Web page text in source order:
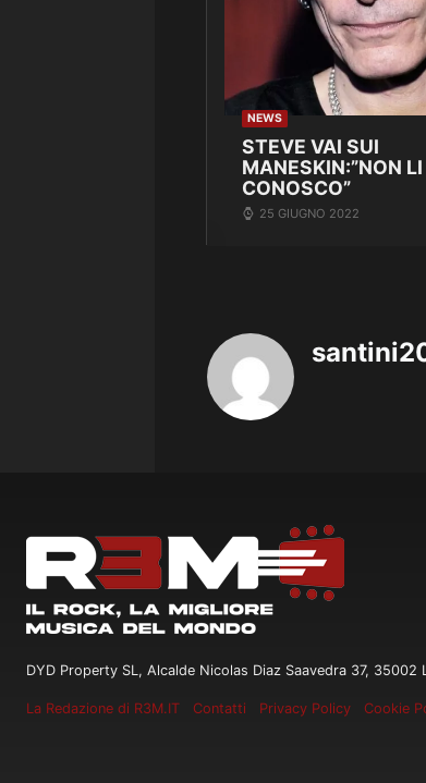
NEWS
STEVE VAI SUI
MANESKIN:”NON LI
CONOSCO”
25 GIUGNO 2022
DYD Property SL, Alcalde Nicolas Diaz Saavedra 37, 35002
La Redazione di R3M.IT Contatti Privacy Policy Cookie